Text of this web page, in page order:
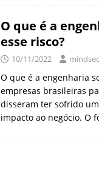
O que é a
esse risco?
10/11/2022
O que é a engenharia
empresas brasileiras
disseram ter sofrido
impacto ao negócio. O